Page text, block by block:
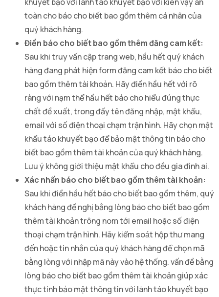
toàn cho báo cho biết bao gồm thêm cá nhân của
quý khách hàng.
Điền báo cho biết bao gồm thêm đăng cam kết:
Sau khi truy vấn cập trang web, hầu hết quý khách
hàng đang phát hiện form đăng cam kết báo cho biết
bao gồm thêm tài khoản. Hãy điền hầu hết với rõ
ràng với nạm thể hầu hết báo cho hiểu đúng thực
chất đề xuất, trong đấy tên đăng nhập, mật khẩu,
email với số điện thoại chạm trận hình. Hãy chọn mật
khẩu táo khuyết bạo để bảo mật thông tin báo cho
biết bao gồm thêm tài khoản của quý khách hàng.
Lưu ý không giới thiệu mật khẩu cho đều gia đình ai.
Xác nhấn báo cho biết bao gồm thêm tài khoản:
Sau khi điền hầu hết báo cho biết bao gồm thêm, quý
khách hàng đề nghị bằng lòng báo cho biết bao gồm
thêm tài khoản trông nom tới email hoặc số điện
thoại chạm trận hình. Hãy kiểm soát hộp thư mang
đến hoặc tin nhắn của quý khách hàng để chọn mã
bằng lòng với nhập mã này vào hệ thống. vấn đề bằng
lòng báo cho biết bao gồm thêm tài khoản giúp xác
thực tính bảo mật thông tin với lành táo khuyết bạo